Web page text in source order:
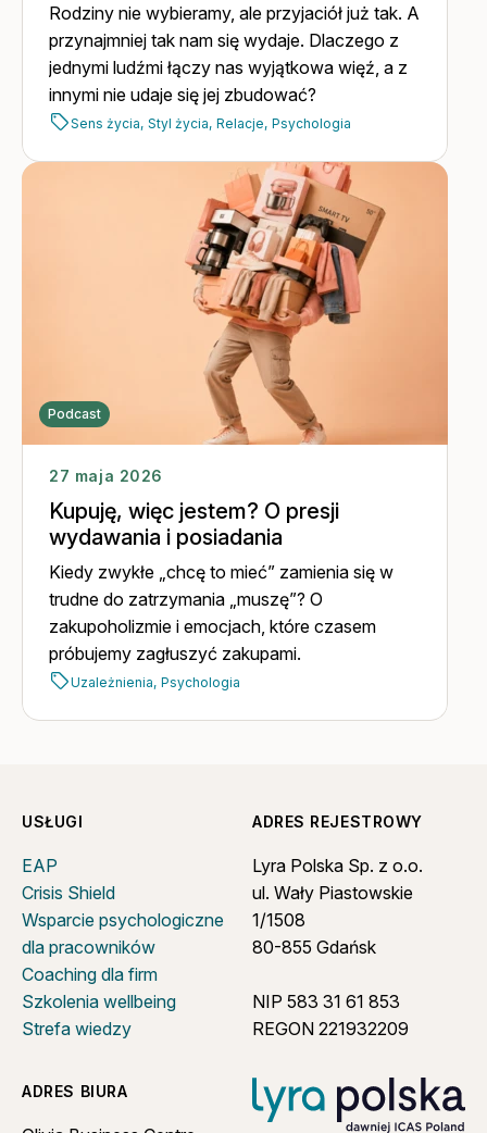
Rodziny nie wybieramy, ale przyjaciół już tak. A
przynajmniej tak nam się wydaje. Dlaczego z
jednymi ludźmi łączy nas wyjątkowa więź, a z
innymi nie udaje się jej zbudować?
Sens życia, Styl życia, Relacje, Psychologia
Podcast
27 maja 2026
Kupuję, więc jestem? O presji
wydawania i posiadania
Kiedy zwykłe „chcę to mieć” zamienia się w
trudne do zatrzymania „muszę”? O
zakupoholizmie i emocjach, które czasem
próbujemy zagłuszyć zakupami.
Uzależnienia, Psychologia
USŁUGI
EAP
Crisis Shield
Wsparcie psychologiczne
dla pracowników
Coaching dla firm
Szkolenia wellbeing
Strefa wiedzy
ADRES REJESTROWY
Lyra Polska Sp. z o.o.
ul. Wały Piastowskie
1/1508
80-855 Gdańsk
NIP 583 31 61 853
REGON 221932209
ADRES BIURA